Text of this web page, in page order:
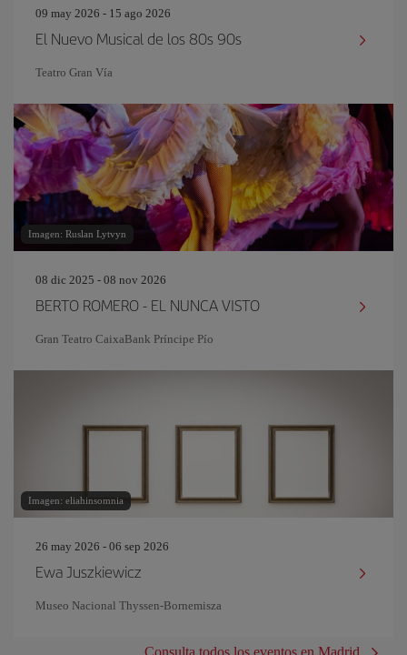
09 may 2026 - 15 ago 2026
El Nuevo Musical de los 80s 90s
Teatro Gran Vía
Imagen: Ruslan Lytvyn
08 dic 2025 - 08 nov 2026
BERTO ROMERO - EL NUNCA VISTO
Gran Teatro CaixaBank Príncipe Pío
Imagen: eliahinsomnia
26 may 2026 - 06 sep 2026
Ewa Juszkiewicz
Museo Nacional Thyssen-Bornemisza
Consulta todos los eventos en Madrid